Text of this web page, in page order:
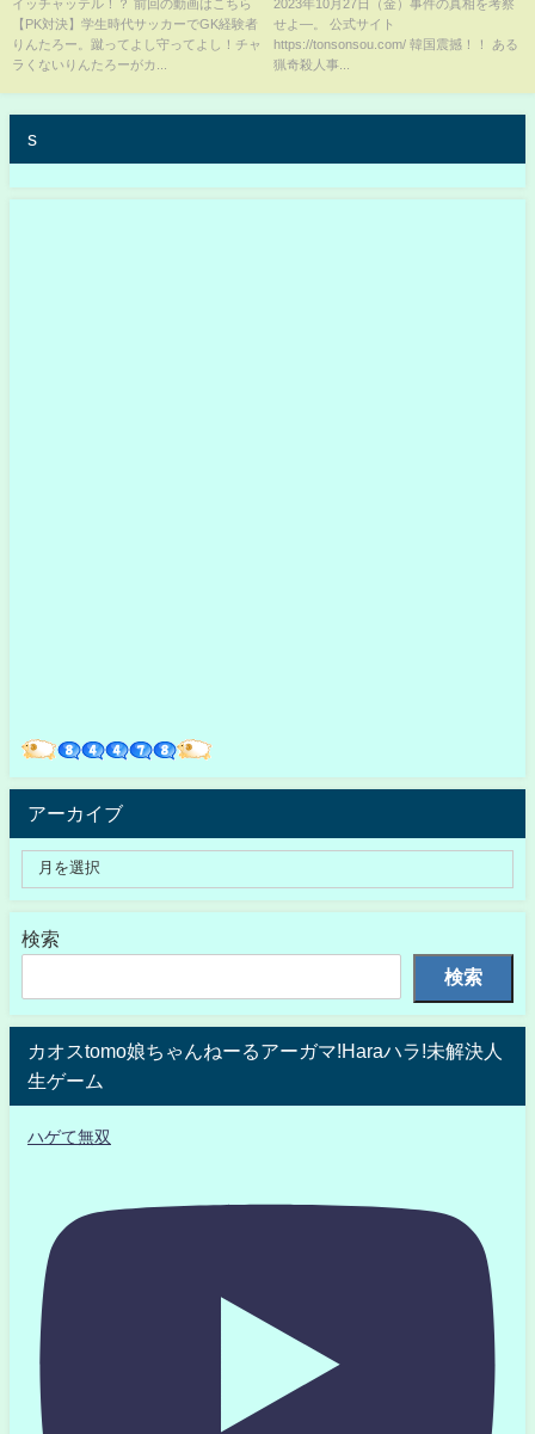
不良 誹謗中傷 炎上 過去バ
ズり トレンド バズり)#466
イッチャッテル！？ 前回の動画はこちら
【PK対決】学生時代サッカーでGK経験者
りんたろー。蹴ってよし守ってよし！チャ
ラくないりんたろーがカ...
2023年10月27日（金）事件の真相を考察
せよ―。 公式サイト
https://tonsonsou.com/ 韓国震撼！！ ある
猟奇殺人事...
s
アーカイブ
検索
検索
カオスtomo娘ちゃんねーるアーガマ!Haraハラ!未解決人
生ゲーム
ハゲて無双